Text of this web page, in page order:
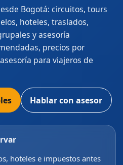
Bogotá: circuitos, tours
hoteles, traslados,
y asesoría
precios por
para viajeros de
Hablar con asesor
hoteles e impuestos antes